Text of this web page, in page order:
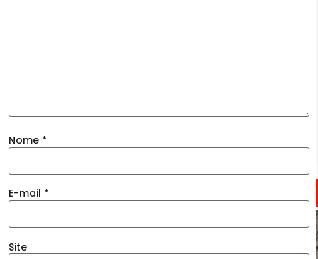
Nome *
E-mail *
Site